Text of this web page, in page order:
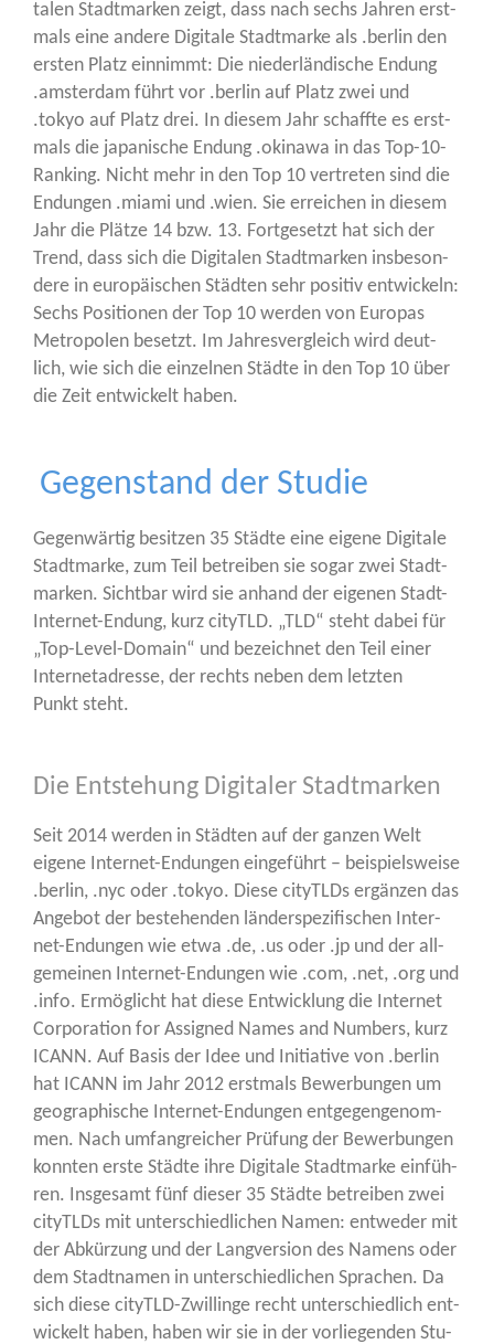
ta­len Stadt­mar­ken zeigt, dass nach sechs Jah­ren erst­
mals eine ande­re Digi­ta­le Stadt­mar­ke als .ber­lin den
ers­ten Platz ein­nimmt: Die nie­der­län­di­sche Endung
.ams­ter­dam führt vor .ber­lin auf Platz zwei und
.tokyo auf Platz drei. In die­sem Jahr schaff­te es erst­
mals die japa­ni­sche Endung .oki­na­wa in das Top-10-
Ran­king. Nicht mehr in den Top 10 ver­tre­ten sind die
Endun­gen .miami und .wien. Sie errei­chen in die­sem
Jahr die Plät­ze 14 bzw. 13. Fort­ge­setzt hat sich der
Trend, dass sich die Digi­ta­len Stadt­mar­ken ins­be­son­
de­re in euro­päi­schen Städ­ten sehr posi­tiv ent­wi­ckeln:
Sechs Posi­tio­nen der Top 10 wer­den von Euro­pas
Metro­po­len besetzt. Im Jah­res­ver­gleich wird deut­
lich, wie sich die ein­zel­nen Städ­te in den Top 10 über
die Zeit ent­wi­ckelt haben.
Gegenstand der Studie
Gegen­wär­tig besit­zen 35 Städ­te eine eige­ne Digi­ta­le
Stadt­mar­ke, zum Teil betrei­ben sie sogar zwei Stadt­
mar­ken. Sicht­bar wird sie anhand der eige­nen Stadt-
Inter­net-Endung, kurz cityTLD. „TLD“ steht dabei für
„Top-Level-Domain“ und bezeich­net den Teil einer
Inter­net­adres­se, der rechts neben dem letz­ten
Punkt steht.
Die Entstehung Digitaler Stadtmarken
Seit 2014 wer­den in Städ­ten auf der gan­zen Welt
eige­ne Inter­net-Endun­gen ein­ge­führt – bei­spiels­wei­se
.ber­lin, .nyc oder .tokyo. Die­se cityTLDs ergän­zen das
Ange­bot der bestehen­den län­der­spe­zi­fi­schen Inter­
net-Endun­gen wie etwa .de, .us oder .jp und der all­
ge­mei­nen Inter­net-Endun­gen wie .com, .net, .org und
.info. Ermög­licht hat die­se Ent­wick­lung die Inter­net
Cor­po­ra­ti­on for Assi­gned Names and Num­bers, kurz
ICANN. Auf Basis der Idee und Initia­ti­ve von .ber­lin
hat ICANN im Jahr 2012 erst­mals Bewer­bun­gen um
geo­gra­phi­sche Inter­net-Endun­gen ent­ge­gen­ge­nom­
men. Nach umfang­rei­cher Prü­fung der Bewer­bun­gen
konn­ten ers­te Städ­te ihre Digi­ta­le Stadt­mar­ke ein­füh­
ren. Ins­ge­samt fünf die­ser 35 Städ­te betrei­ben zwei
cityTLDs mit unter­schied­li­chen Namen: ent­we­der mit
der Abkür­zung und der Lang­ver­si­on des Namens oder
dem Stadt­na­men in unter­schied­li­chen Spra­chen. Da
sich die­se cityTLD-Zwil­lin­ge recht unter­schied­lich ent­
wi­ckelt haben, haben wir sie in der vor­lie­gen­den Stu­